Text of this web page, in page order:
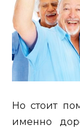
Но стоит
именно